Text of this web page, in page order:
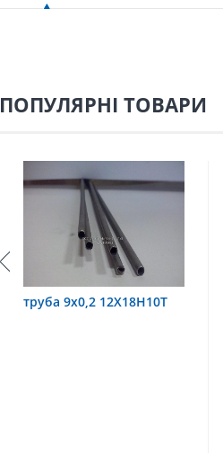
ПОПУЛЯРНІ ТОВАРИ
труба 75х1,5, 12Х18Н10Т